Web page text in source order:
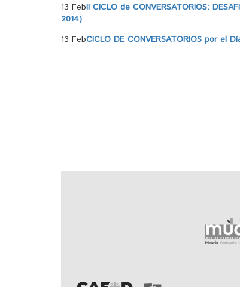
13 FebII CICLO de CONVERSATORIOS:
2014)
13 FebCICLO DE CONVERSATORIOS por el